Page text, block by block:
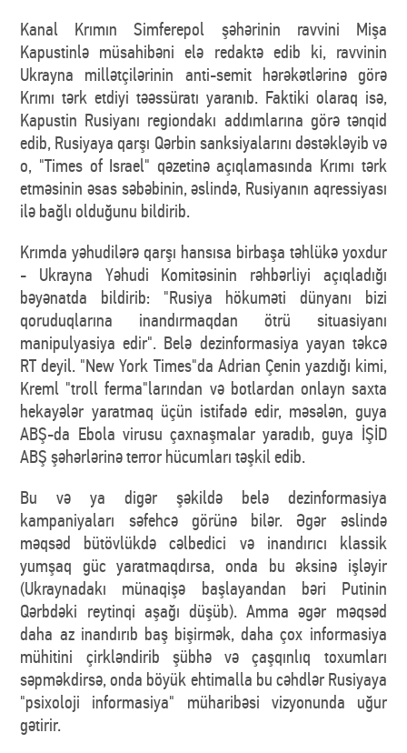
Kanal Krımın Simferepol şəhərinin ravvini Mişa
Kapustinlə müsahibəni elə redaktə edib ki, ravvinin
Ukrayna millətçilərinin anti-semit hərəkətlərinə görə
Krımı tərk etdiyi təəssüratı yaranıb. Faktiki olaraq isə,
Kapustin Rusiyanı regiondakı addımlarına görə tənqid
edib, Rusiyaya qarşı Qərbin sanksiyalarını dəstəkləyib və
o, "Times of Israel" qəzetinə açıqlamasında Krımı tərk
etməsinin əsas səbəbinin, əslində, Rusiyanın aqressiyası
ilə bağlı olduğunu bildirib.
Krımda yəhudilərə qarşı hansısa birbaşa təhlükə yoxdur
- Ukrayna Yəhudi Komitəsinin rəhbərliyi açıqladığı
bəyənatda bildirib: "Rusiya hökuməti dünyanı bizi
qoruduqlarına inandırmaqdan ötrü situasiyanı
manipulyasiya edir". Belə dezinformasiya yayan təkcə
RT deyil. "New York Times"da Adrian Çenin yazdığı kimi,
Kreml "troll ferma"larından və botlardan onlayn saxta
hekayələr yaratmaq üçün istifadə edir, məsələn, guya
ABŞ-da Ebola virusu çaxnaşmalar yaradıb, guya İŞİD
ABŞ şəhərlərinə terror hücumları təşkil edib.
Bu və ya digər şəkildə belə dezinformasiya
kampaniyaları səfehcə görünə bilər. Əgər əslində
məqsəd bütövlükdə cəlbedici və inandırıcı klassik
yumşaq güc yaratmaqdırsa, onda bu əksinə işləyir
(Ukraynadakı münaqişə başlayandan bəri Putinin
Qərbdəki reytinqi aşağı düşüb). Amma əgər məqsəd
daha az inandırıb baş bişirmək, daha çox informasiya
mühitini çirkləndirib şübhə və çaşqınlıq toxumları
səpməkdirsə, onda böyük ehtimalla bu cəhdlər Rusiyaya
"psixoloji informasiya" müharibəsi vizyonunda uğur
gətirir.